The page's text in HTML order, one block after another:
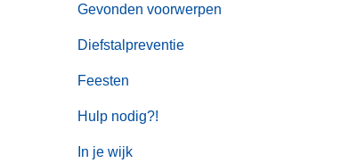
Gevonden voorwerpen
Diefstalpreventie
Feesten
Hulp nodig?!
In je wijk